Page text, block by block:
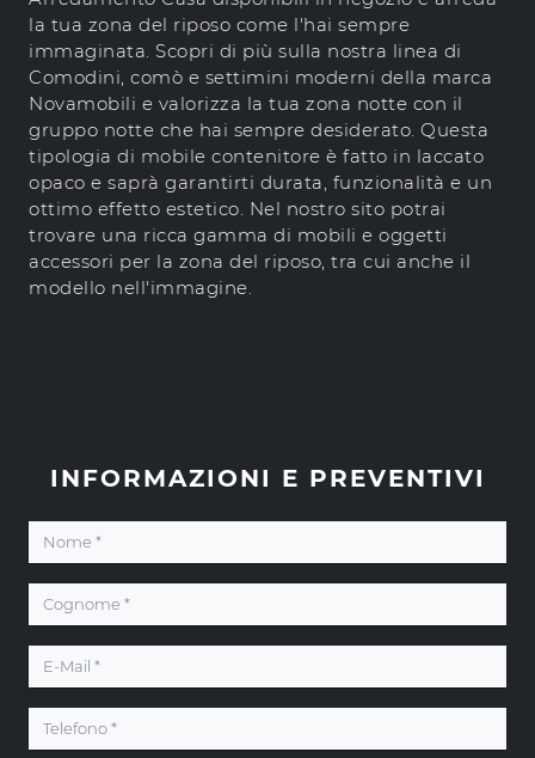
la tua zona del riposo come l'hai sempre
immaginata. Scopri di più sulla nostra linea di
Comodini, comò e settimini moderni della marca
Novamobili e valorizza la tua zona notte con il
gruppo notte che hai sempre desiderato. Questa
tipologia di mobile contenitore è fatto in laccato
opaco e saprà garantirti durata, funzionalità e un
ottimo effetto estetico. Nel nostro sito potrai
trovare una ricca gamma di mobili e oggetti
accessori per la zona del riposo, tra cui anche il
modello nell'immagine.
INFORMAZIONI E PREVENTIVI